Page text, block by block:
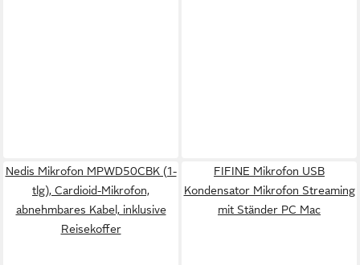
Nedis Mikrofon MPWD50CBK (1-
tlg), Cardioid-Mikrofon,
abnehmbares Kabel, inklusive
Reisekoffer
FIFINE Mikrofon USB
Kondensator Mikrofon Streaming
mit Ständer PC Mac